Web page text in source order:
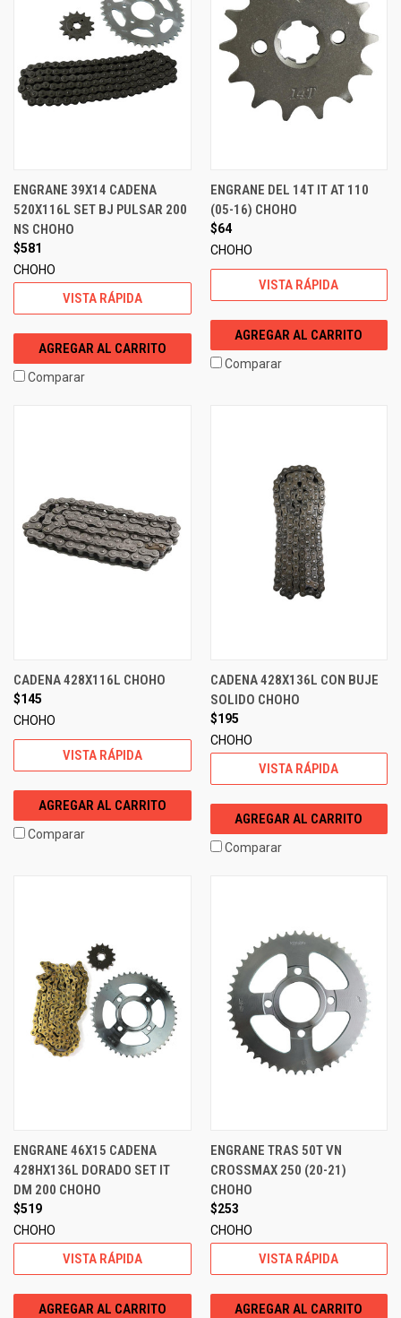
ENGRANE 39X14 CADENA
520X116L SET BJ PULSAR 200
NS CHOHO
$581
CHOHO
VISTA RÁPIDA
AGREGAR AL CARRITO
Comparar
ENGRANE DEL 14T IT AT 110
(05-16) CHOHO
$64
CHOHO
VISTA RÁPIDA
AGREGAR AL CARRITO
Comparar
CADENA 428X116L CHOHO
$145
CHOHO
VISTA RÁPIDA
AGREGAR AL CARRITO
Comparar
CADENA 428X136L CON BUJE
SOLIDO CHOHO
$195
CHOHO
VISTA RÁPIDA
AGREGAR AL CARRITO
Comparar
ENGRANE 46X15 CADENA
428HX136L DORADO SET IT
DM 200 CHOHO
$519
CHOHO
VISTA RÁPIDA
AGREGAR AL CARRITO
ENGRANE TRAS 50T VN
CROSSMAX 250 (20-21)
CHOHO
$253
CHOHO
VISTA RÁPIDA
AGREGAR AL CARRITO